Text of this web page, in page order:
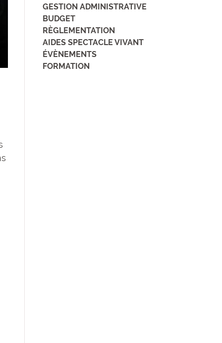
GESTION ADMINISTRATIVE
BUDGET
RÈGLEMENTATION
AIDES SPECTACLE VIVANT
ÉVÈNEMENTS
FORMATION